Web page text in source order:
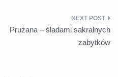
Prużana – śladami sakralnych
zabytków